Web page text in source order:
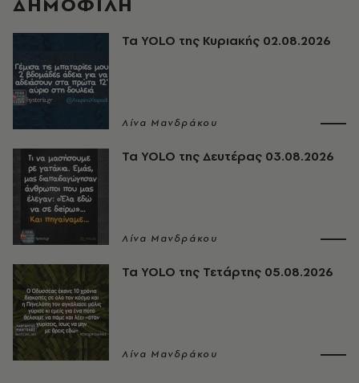
Τα YOLO της Κυριακής 02.08.2026
Λίνα Μανδράκου
Τα YOLO της Δευτέρας 03.08.2026
Λίνα Μανδράκου
Τα YOLO της Τετάρτης 05.08.2026
Λίνα Μανδράκου